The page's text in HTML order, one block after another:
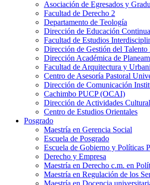
Asociación de Egresados y
Facultad de Derecho 2
Departamento de Teología
Dirección de Educación
Facultad de Estudios
Dirección de Gestión del
Dirección Académica de
Facultad de Arquitectura y
Centro de Asesoría Pastoral
Dirección de Comunicación
Cachimbo PUCP (OCAI)
Dirección de Actividades
Centro de Estudios Orientales
Posgrado
Maestría en Gerencia Social
Escuela de Posgrado
Escuela de Gobierno y Políticas
Derecho y Empresa
Maestría en Derecho c.m. en
Maestría en Regulación de los
Maestría en Docencia